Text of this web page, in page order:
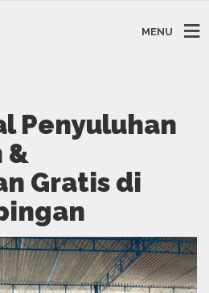
MENU
Penyuluhan
&
Gratis di